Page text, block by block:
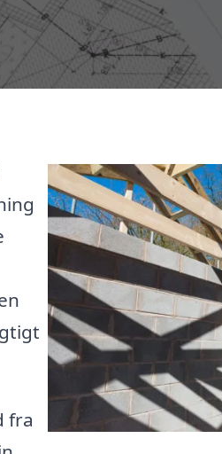
fra